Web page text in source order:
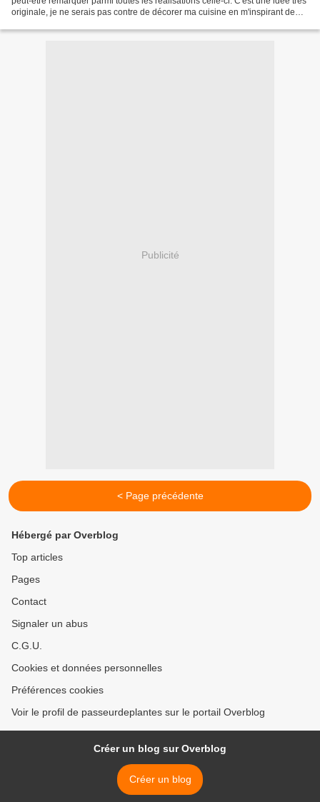
originale, je ne serais pas contre de décorer ma cuisine en m'inspirant de
Publicité
< Page précédente
Hébergé par Overblog
Top articles
Pages
Contact
Signaler un abus
C.G.U.
Cookies et données personnelles
Préférences cookies
Voir le profil de passeurdeplantes sur le portail Overblog
Créer un blog sur Overblog
Créer un blog